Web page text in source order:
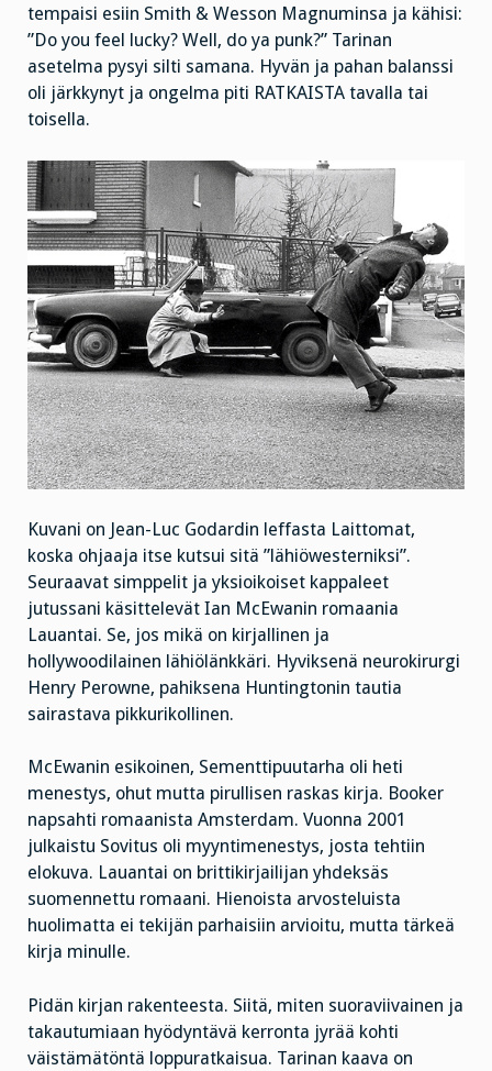
tempaisi esiin Smith & Wesson Magnuminsa ja kähisi:
”Do you feel lucky? Well, do ya punk?” Tarinan
asetelma pysyi silti samana. Hyvän ja pahan balanssi
oli järkkynyt ja ongelma piti RATKAISTA tavalla tai
toisella.
Kuvani on Jean-Luc Godardin leffasta Laittomat,
koska ohjaaja itse kutsui sitä ”lähiöwesterniksi”.
Seuraavat simppelit ja yksioikoiset kappaleet
jutussani käsittelevät Ian McEwanin romaania
Lauantai. Se, jos mikä on kirjallinen ja
hollywoodilainen lähiölänkkäri. Hyviksenä neurokirurgi
Henry Perowne, pahiksena Huntingtonin tautia
sairastava pikkurikollinen.
McEwanin esikoinen, Sementtipuutarha oli heti
menestys, ohut mutta pirullisen raskas kirja. Booker
napsahti romaanista Amsterdam. Vuonna 2001
julkaistu Sovitus oli myyntimenestys, josta tehtiin
elokuva. Lauantai on brittikirjailijan yhdeksäs
suomennettu romaani. Hienoista arvosteluista
huolimatta ei tekijän parhaisiin arvioitu, mutta tärkeä
kirja minulle.
Pidän kirjan rakenteesta. Siitä, miten suoraviivainen ja
takautumiaan hyödyntävä kerronta jyrää kohti
väistämätöntä loppuratkaisua. Tarinan kaava on